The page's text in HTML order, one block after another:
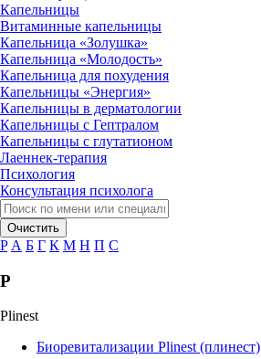
Капельницы
Витаминные капельницы
Капельница «Золушка»
Капельница «Молодость»
Капельница для похудения
Капельницы «Энергия»
Капельницы в дерматологии
Капельницы с Гептралом
Капельницы с глутатионом
Лаеннек-терапия
Психология
Консультация психолога
Очистить
P А Б Г К М Н П С
P
Plinest
Биоревитализации Plinest (плинест)